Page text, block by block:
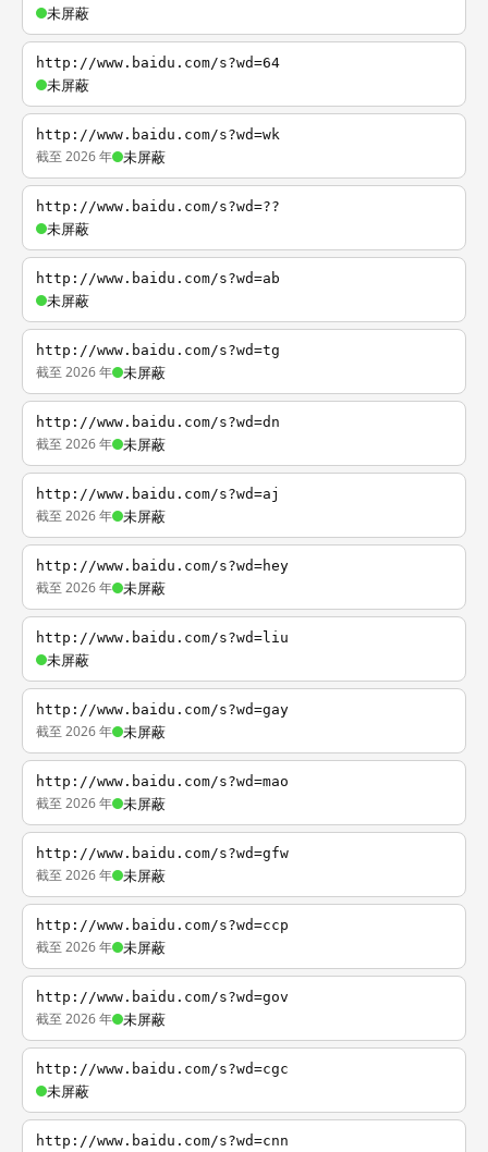
未屏蔽
http://www.baidu.com/s?wd=64
未屏蔽
http://www.baidu.com/s?wd=wk
截至 2026 年 未屏蔽
http://www.baidu.com/s?wd=??
未屏蔽
http://www.baidu.com/s?wd=ab
未屏蔽
http://www.baidu.com/s?wd=tg
截至 2026 年 未屏蔽
http://www.baidu.com/s?wd=dn
截至 2026 年 未屏蔽
http://www.baidu.com/s?wd=aj
截至 2026 年 未屏蔽
http://www.baidu.com/s?wd=hey
截至 2026 年 未屏蔽
http://www.baidu.com/s?wd=liu
未屏蔽
http://www.baidu.com/s?wd=gay
截至 2026 年 未屏蔽
http://www.baidu.com/s?wd=mao
截至 2026 年 未屏蔽
http://www.baidu.com/s?wd=gfw
截至 2026 年 未屏蔽
http://www.baidu.com/s?wd=ccp
截至 2026 年 未屏蔽
http://www.baidu.com/s?wd=gov
截至 2026 年 未屏蔽
http://www.baidu.com/s?wd=cgc
未屏蔽
http://www.baidu.com/s?wd=cnn